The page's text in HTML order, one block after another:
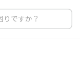
りですか？